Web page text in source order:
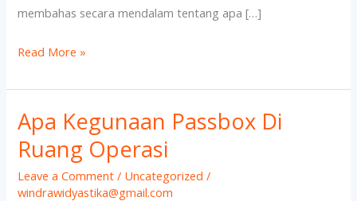
membahas secara mendalam tentang apa […]
Read More »
Apa Kegunaan Passbox Di
Ruang Operasi
Leave a Comment / Uncategorized /
windrawidyastika@gmail.com
Apa
Kegunaan
Passbox
Di